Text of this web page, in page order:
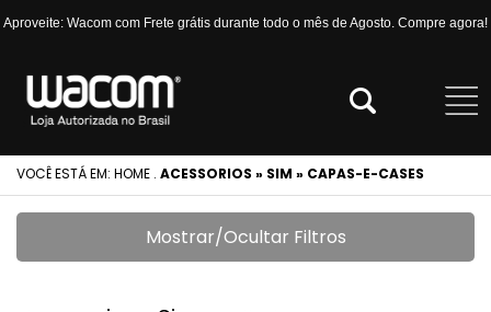
Aproveite: Wacom com Frete grátis durante todo o mês de Agosto. Compre agora!
VOCÊ ESTÁ EM: HOME . ACESSORIOS » SIM » CAPAS-E-CASES
Mostrar/Ocultar Filtros